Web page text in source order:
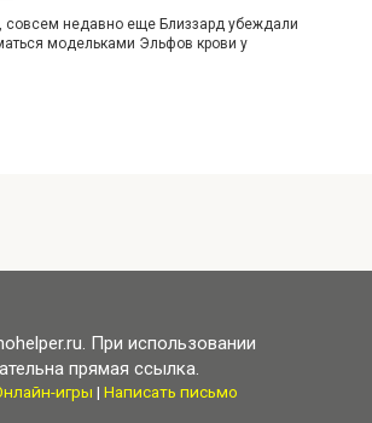
совсем недавно еще Близзард убеждали
модельками Эльфов крови у
При использовании
прямая ссылка.
игры | Написать письмо